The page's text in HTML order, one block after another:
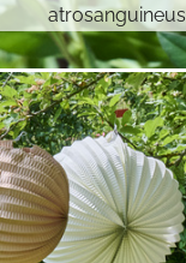
atrosanguineus